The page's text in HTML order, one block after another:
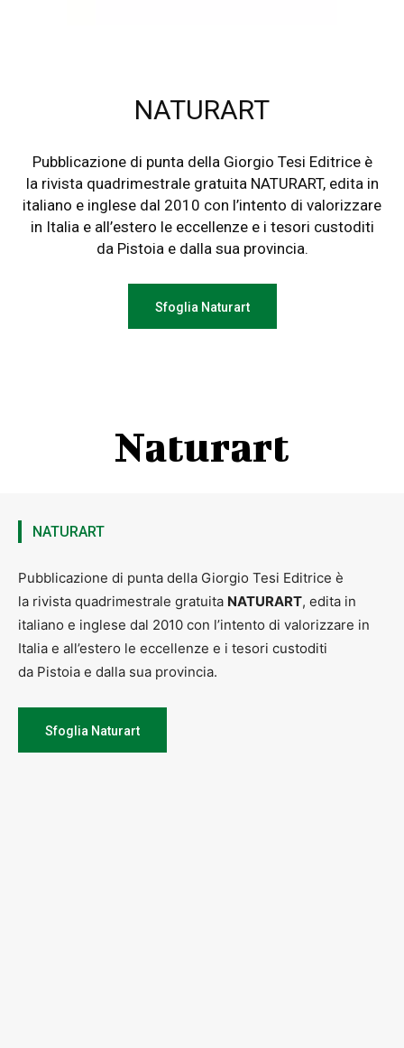
NATURART
Pubblicazione di punta della Giorgio Tesi Editrice è
la rivista quadrimestrale gratuita NATURART, edita in
italiano e inglese dal 2010 con l’intento di valorizzare
in Italia e all’estero le eccellenze e i tesori custoditi
da Pistoia e dalla sua provincia.
Sfoglia Naturart
Naturart
NATURART
Pubblicazione di punta della Giorgio Tesi Editrice è
la rivista quadrimestrale gratuita NATURART, edita in
italiano e inglese dal 2010 con l’intento di valorizzare in
Italia e all’estero le eccellenze e i tesori custoditi
da Pistoia e dalla sua provincia.
Sfoglia Naturart